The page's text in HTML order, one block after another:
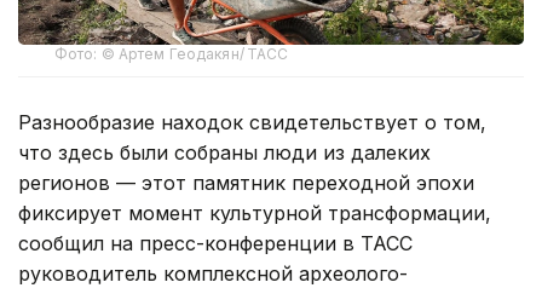
Фото: © Артем Геодакян/ ТАСС
Разнообразие находок свидетельствует о том,
что здесь были собраны люди из далеких
регионов — этот памятник переходной эпохи
фиксирует момент культурной трансформации,
сообщил на пресс-конференции в ТАСС
руководитель комплексной археолого-